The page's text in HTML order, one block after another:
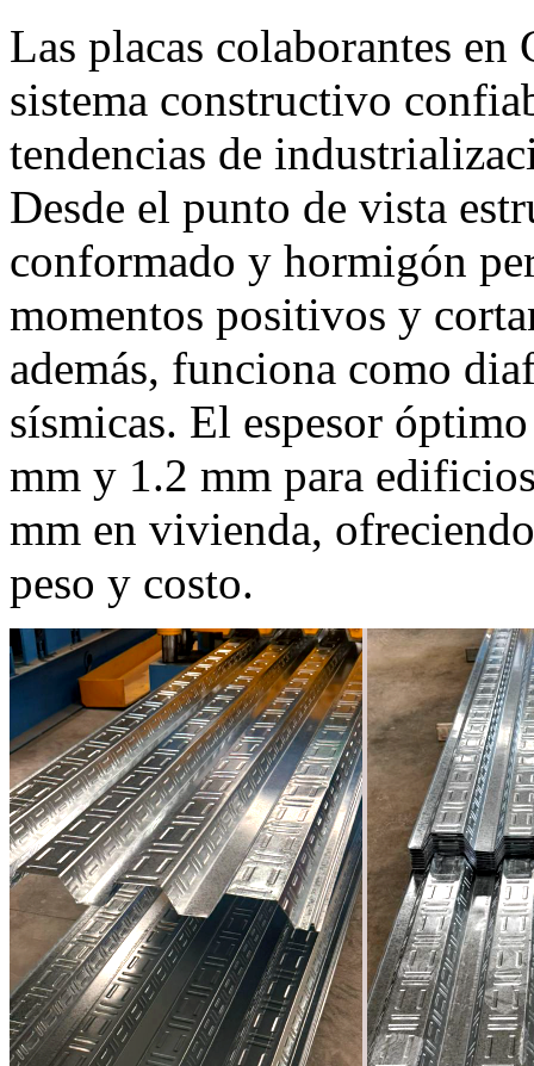
Las placas colaborantes
sistema constructivo
tendencias de
Desde el punto de vista
conformado y hormigón
momentos positivos y
además, funciona como
sísmicas. El espesor
mm y 1.2 mm para
mm en vivienda,
peso y costo.